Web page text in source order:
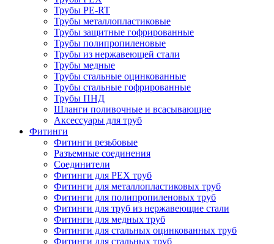
Трубы PE-RT
Трубы металлопластиковые
Трубы защитные гофрированные
Трубы полипропиленовые
Трубы из нержавеющей стали
Трубы медные
Трубы стальные оцинкованные
Трубы стальные гофрированные
Трубы ПНД
Шланги поливочные и всасывающие
Аксессуары для труб
Фитинги
Фитинги резьбовые
Разъемные соединения
Соединители
Фитинги для PEX труб
Фитинги для металлопластиковых труб
Фитинги для полипропиленовых труб
Фитинги для труб из нержавеющие стали
Фитинги для медных труб
Фитинги для стальных оцинкованных труб
Фитинги для стальных труб